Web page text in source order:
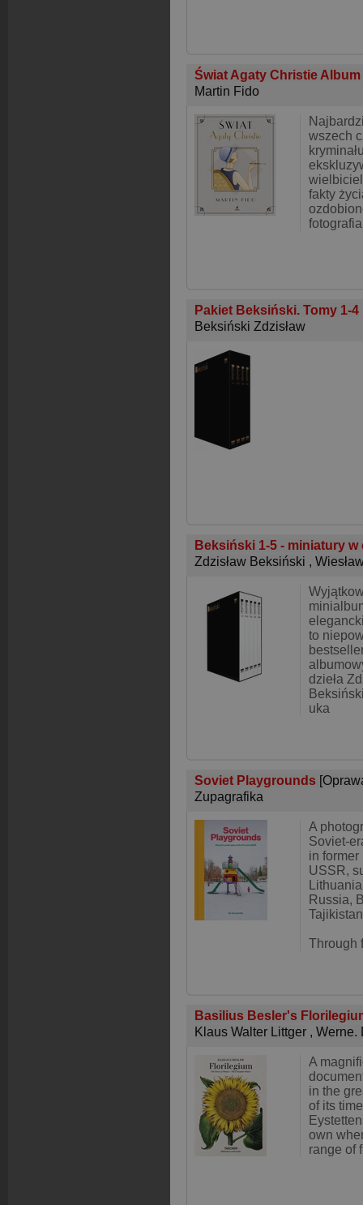
Świat Agaty Christie Album
Martin Fido
wszech
fakty
Pakiet Beksiński. Tomy 1-4
Beksiński Zdzisław
Beksiński 1-5 - miniatury
Zdzisław Beksiński ,
to
dzieła
uka
Soviet Playgrounds
Zupagrafika
A
Soviet-
in former
USSR,
Russia,
Through
Basilius Besler's
Klaus Walter Littger , Werne.
A
in the
of its
own
range of